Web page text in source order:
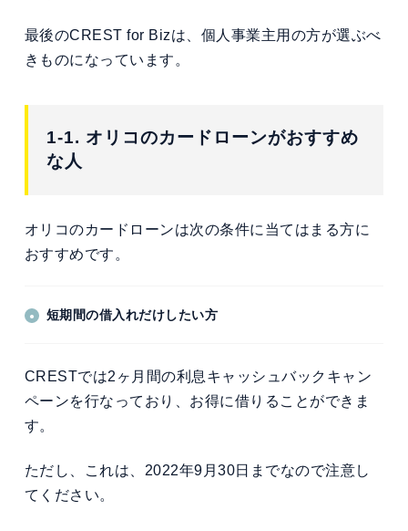
最後のCREST for Bizは、個人事業主用の方が選ぶべ
きものになっています。
1-1. オリコのカードローンがおすすめ
な人
オリコのカードローンは次の条件に当てはまる方に
おすすめです。
短期間の借入れだけしたい方
CRESTでは2ヶ月間の利息キャッシュバックキャン
ペーンを行なっており、お得に借りることができま
す。
ただし、これは、2022年9月30日までなので注意し
てください。